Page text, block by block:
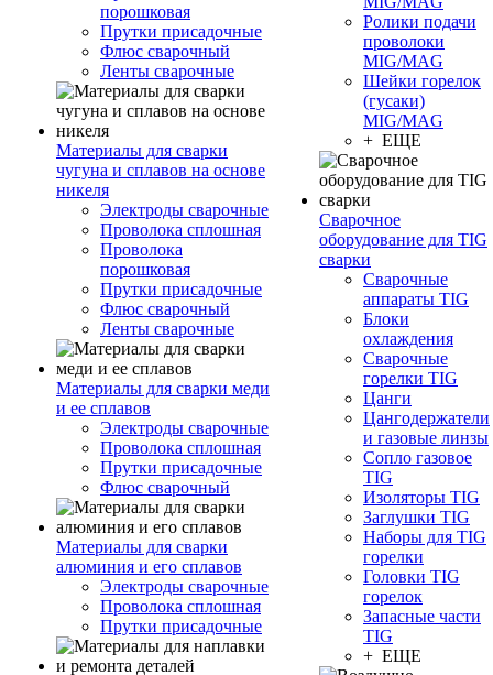
порошковая
Прутки присадочные
Флюс сварочный
Ленты сварочные
Материалы для сварки
чугуна и сплавов на основе
никеля
Электроды сварочные
Проволока сплошная
Проволока
порошковая
Прутки присадочные
Флюс сварочный
Ленты сварочные
Материалы для сварки меди
и ее сплавов
Электроды сварочные
Проволока сплошная
Прутки присадочные
Флюс сварочный
Материалы для сварки
алюминия и его сплавов
Электроды сварочные
Проволока сплошная
Прутки присадочные
Ролики подачи
проволоки
MIG/MAG
Шейки горелок
(гусаки)
MIG/MAG
+ ЕЩЕ
Сварочное
оборудование для TIG
сварки
Сварочные
аппараты TIG
Блоки
охлаждения
Сварочные
горелки TIG
Цанги
Цангодержатели
и газовые линзы
Сопло газовое
TIG
Изоляторы TIG
Заглушки TIG
Наборы для TIG
горелки
Головки TIG
горелок
Запасные части
TIG
+ ЕЩЕ